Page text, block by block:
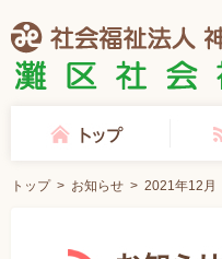
トップ> お知らせ > 2021年12月